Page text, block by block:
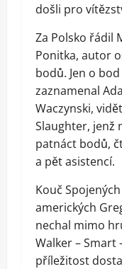
došli pro
Za Polsko řádil
Ponitka, autor
bodů. Jen o
zaznamenal
Waczynski,
Slaughter, jenž
patnáct bodů,
a pět asistencí.
Kouč
amerických
nechal mimo
Walker – Smart
příležitost